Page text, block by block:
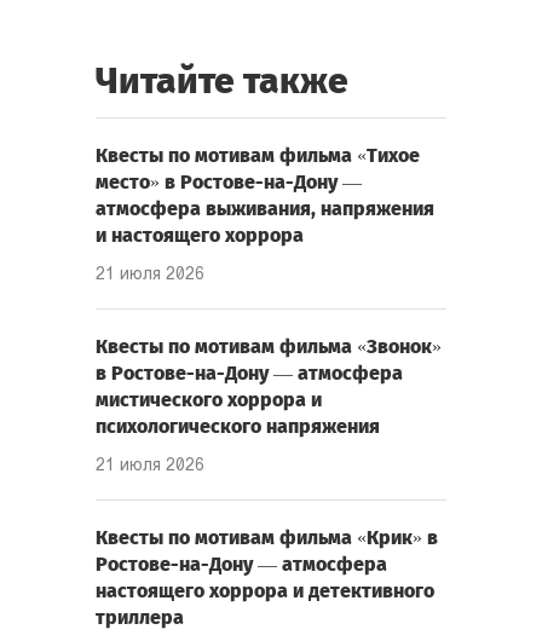
Читайте также
Квесты по мотивам фильма «Тихое
место» в Ростове-на-Дону —
атмосфера выживания, напряжения
и настоящего хоррора
21 июля 2026
Квесты по мотивам фильма «Звонок»
в Ростове-на-Дону — атмосфера
мистического хоррора и
психологического напряжения
21 июля 2026
Квесты по мотивам фильма «Крик» в
Ростове-на-Дону — атмосфера
настоящего хоррора и детективного
триллера